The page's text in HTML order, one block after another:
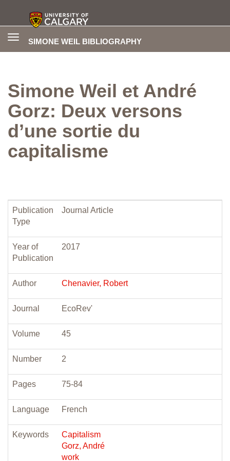
SIMONE WEIL BIBLIOGRAPHY
Toggle
Simone Weil et André
Gorz: Deux versons
d’une sortie du
capitalisme
Publication
Type
Journal Article
Year of
Publication
2017
Author Chenavier, Robert
Journal EcoRev'
Volume 45
Number 2
Pages 75-84
Language French
Keywords
Capitalism
Gorz, André
work